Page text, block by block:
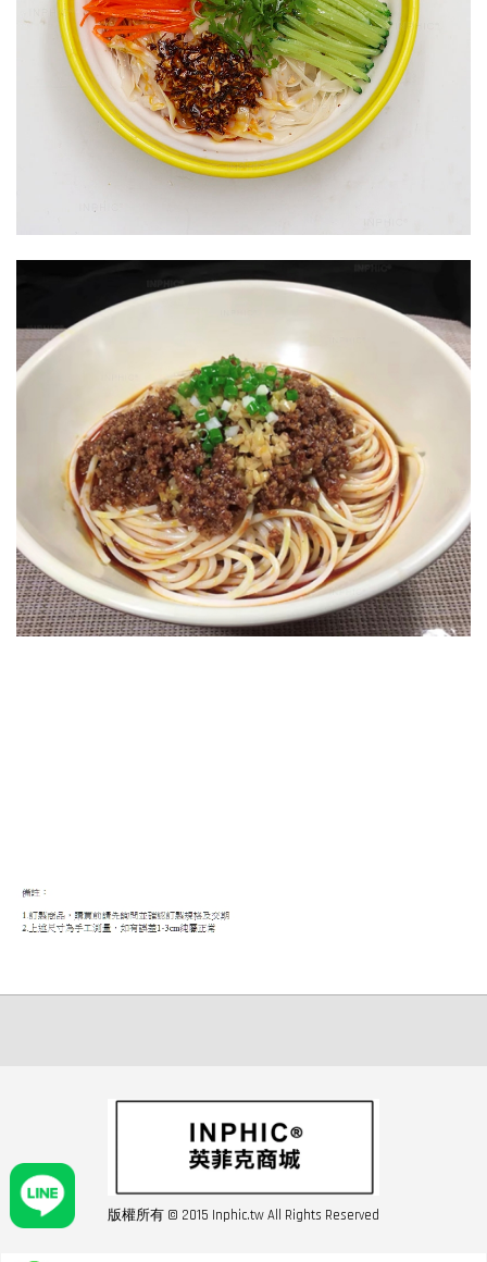
版權所有 © 2015 Inphic.tw All Rights Reserved